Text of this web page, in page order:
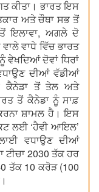
ਕੀਤਾ। ਭਾਰਤ ਇਸ
ਅਤੇ ਚੌਥਾ ਸਭ ਤੋਂ
ਇਲਾਵਾ, ਅਗਲੇ ਦੋ
ਵਾਧੇ ਵਿੱਚ ਭਾਰਤ
ਵੇਖਦਿਆਂ ਦੋਵਾਂ ਧਿਰਾਂ
ਦੀਆਂ ਵੱਡੀਆਂ
ਕੈਨੇਡਾ ਤੋਂ ਤੇਲ ਅਤੇ
ਤੋਂ ਕੈਨੇਡਾ ਨੂੰ ਸਾਫ਼
ਸ਼ਾਮਲ ਹੈ। ਇਸ
ਲਈ ‘ਹੈਵੀ ਆਇਲ’
ਵਧਾਉਣ ਦੀਆਂ
2030 ਤੱਕ ਹਰ
ਤੱਕ 10 ਕਰੋੜ (100